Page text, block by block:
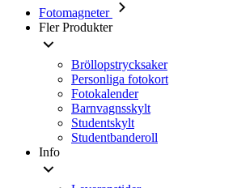
Fotomagneter
Fler Produkter
Bröllopstrycksaker
Personliga fotokort
Fotokalender
Barnvagnsskylt
Studentskylt
Studentbanderoll
Info